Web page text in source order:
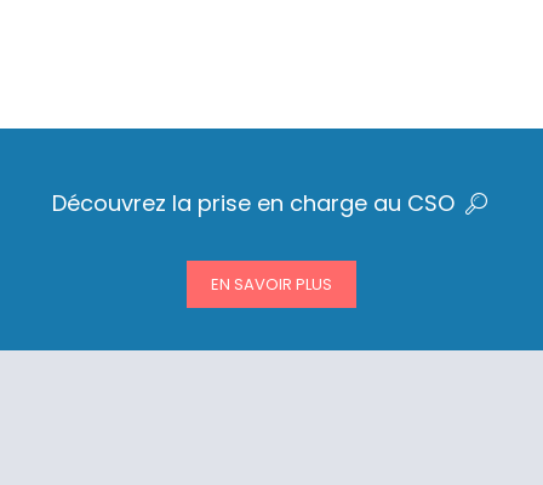
Découvrez la prise en charge au CSO
EN SAVOIR PLUS